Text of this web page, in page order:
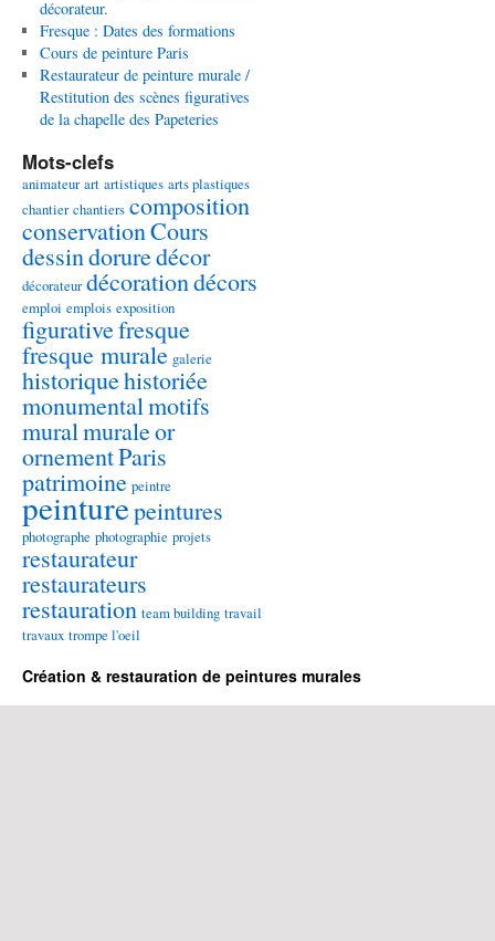
décorateur.
Fresque : Dates des formations
Cours de peinture Paris
Restaurateur de peinture murale /
Restitution des scènes figuratives
de la chapelle des Papeteries
Mots-clefs
animateur art artistiques arts plastiques
chantier chantiers composition
conservationCours
dessindoruredécor
décorateur décorationdécors
emploi emplois exposition
figurativefresque
fresque murale galerie
historiquehistoriée
monumentalmotifs
muralmuraleor
ornementParis
patrimoine peintre
peinturepeintures
photographe photographie projets
restaurateur
restaurateurs
restauration team building travail
travaux trompe l'oeil
Création & restauration de peintures murales